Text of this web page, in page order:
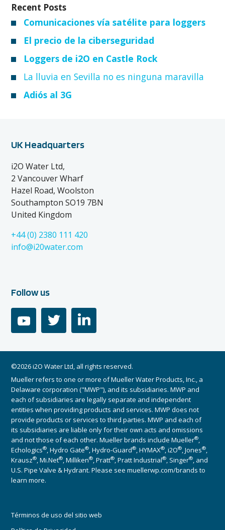
Recent Posts
Comunicaciones vía satélite para loggers
El precio de la ciberseguridad
Loggers de i2O en Castle Rock
La lluvia en Sevilla no es ninguna maravilla
Adiós al 3G
UK Headquarters
i2O Water Ltd,
2 Vancouver Wharf
Hazel Road, Woolston
Southampton SO19 7BN
United Kingdom
+44 (0) 2380 111 420
info@i20water.com
Follow us
youtube linkedin
©2026 i2O Water Ltd, all rights reserved.
Mueller refers to one or more of Mueller Water Products, Inc., a
Delaware corporation ("MWP"), and its subsidiaries. MWP and
each of subsidiaries are legally separate and independent
entities when providing products and services. MWP does not
provide products or services to third parties. MWP and each of
its subsidiaries are liable only for their own acts and omissions
and not those of each other. Mueller brands include Mueller®,
Echologics®, Hydro Gate®, Hydro-Guard®, HYMAX®, i2O®, Jones®,
Krausz®, Mi.Net®, Milliken®, Pratt®, Pratt Industrial®, Singer®, and
U.S. Pipe Valve & Hydrant. Please see muellerwp.com/brands to
learn more.
Términos de uso del sitio web